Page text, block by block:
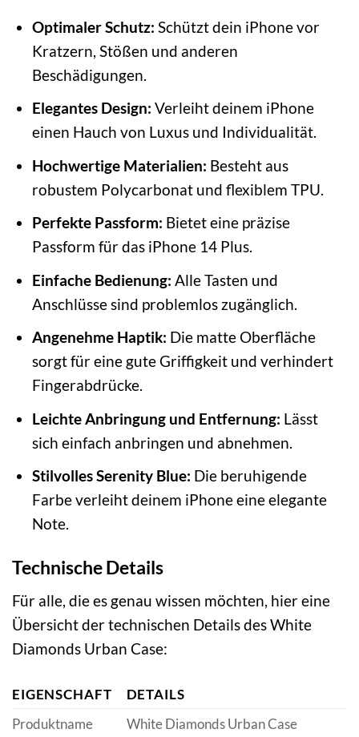
Optimaler Schutz: Schützt dein iPhone vor
Kratzern, Stößen und anderen
Beschädigungen.
Elegantes Design: Verleiht deinem iPhone
einen Hauch von Luxus und Individualität.
Hochwertige Materialien: Besteht aus
robustem Polycarbonat und flexiblem TPU.
Perfekte Passform: Bietet eine präzise
Passform für das iPhone 14 Plus.
Einfache Bedienung: Alle Tasten und
Anschlüsse sind problemlos zugänglich.
Angenehme Haptik: Die matte Oberfläche
sorgt für eine gute Griffigkeit und verhindert
Fingerabdrücke.
Leichte Anbringung und Entfernung: Lässt
sich einfach anbringen und abnehmen.
Stilvolles Serenity Blue: Die beruhigende
Farbe verleiht deinem iPhone eine elegante
Note.
Technische Details
Für alle, die es genau wissen möchten, hier eine
Übersicht der technischen Details des White
Diamonds Urban Case:
EIGENSCHAFT
DETAILS
Produktname
White Diamonds Urban Case